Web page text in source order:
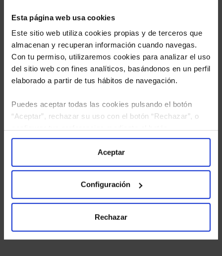
Esta página web usa cookies
Este sitio web utiliza cookies propias y de terceros que
almacenan y recuperan información cuando navegas.
Con tu permiso, utilizaremos cookies para analizar el uso
del sitio web con fines analíticos, basándonos en un perfil
elaborado a partir de tus hábitos de navegación.
Puedes aceptar todas las cookies pulsando el botón
“Aceptar”, rechazar su uso con el botón “Rechazar”, o
“Configuración”. Consulta nuestraPolítica
para más información.
Aceptar
Configuración
Rechazar
He leído
tratamiento de mis datos personales.